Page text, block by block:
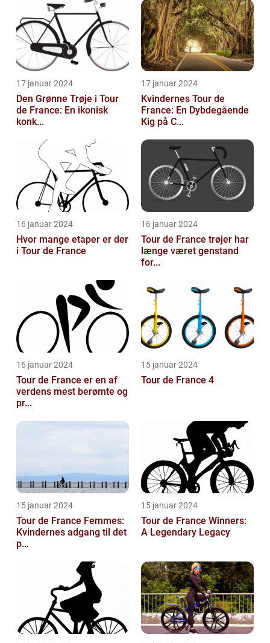
17 januar 2024
Den Grønne Trøje i Tour
de France: En ikonisk
konk...
17 januar 2024
Kvindernes Tour de
France: En Dybdegående
Kig på C...
16 januar 2024
Hvor mange etaper er der
i Tour de France
16 januar 2024
Tour de France trøjer har
længe været genstand
for...
16 januar 2024
Tour de France er en af
verdens mest berømte og
pr...
15 januar 2024
Tour de France 4
15 januar 2024
Tour de France Femmes:
Kvindernes adgang til det
p...
15 januar 2024
Tour de France Winners:
A Legendary Legacy